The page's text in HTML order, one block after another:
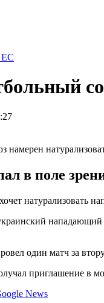
ЕС
в поле
натурализовать
нападающий
один матч за
приглашение в
News